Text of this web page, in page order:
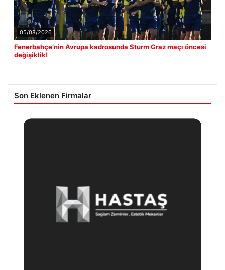
05/08/2026
Fenerbahçe’nin Avrupa kadrosunda Sturm Graz maçı öncesi
değişiklik!
Son Eklenen Firmalar